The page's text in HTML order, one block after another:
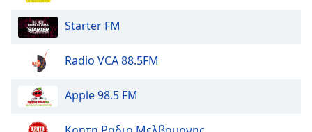
and
close
window.
Starter FM
Radio VCA 88.5FM
Apple 98.5 FM